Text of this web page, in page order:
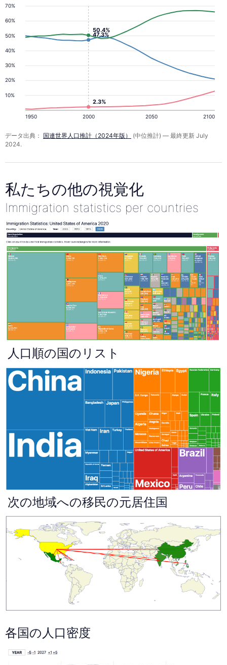
10%
20%
30%
40%
50%
60%
70%
1950 2000 2050 2100
47.3%
2.3%
50.4%
データ出典： 国連世界人口推計（2024年版）
(中位推計) — 最終更新 July
2024.
私たちの他の視覚化
Immigration statistics per countries
人口順の国のリスト
次の地域への移民の元居住国
各国の人口密度